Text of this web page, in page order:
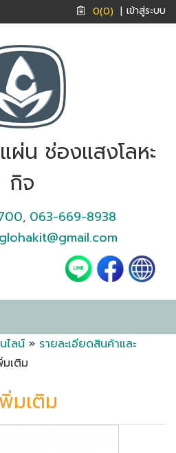
0(0) | เข้าสู่ระบบ
ผ่น ช่องแสงโลหะ
กิจ
, 063-669-8938
ไลน์ » รายละเอียดสินค้าและ
เติม
มเติม